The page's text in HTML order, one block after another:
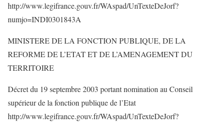
http://www.legifrance.gouv.fr/WAspad/UnTexteDeJorf?
numjo=INDI0301843A
MINISTERE DE LA FONCTION PUBLIQUE, DE LA
REFORME DE L’ETAT ET DE L’AMENAGEMENT DU
TERRITOIRE
Décret du 19 septembre 2003 portant nomination au Conseil
supérieur de la fonction publique de l’Etat
http://www.legifrance.gouv.fr/WAspad/UnTexteDeJorf?